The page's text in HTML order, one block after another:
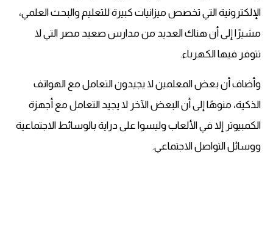
الإلكترونية التي تخصص ميزانيات كبيرة للتعليم والبحث العلمي،
مشيرًا إلى أن هناك العديد من مدارس صعيد مصر التي لا
تتوفر فيها الكهرباء.
وأضاف أن بعض المعلمين لا يجيدون التعامل مع الهواتف
الذكية، منوهًا إلى أن البعض الآخر لا يجيد التعامل مع أجهزة
الكمبيوتر إلا في الألعاب وليسوا على دراية بالوسائط الاجتماعية
ووسائل التواصل الاجتماعي.